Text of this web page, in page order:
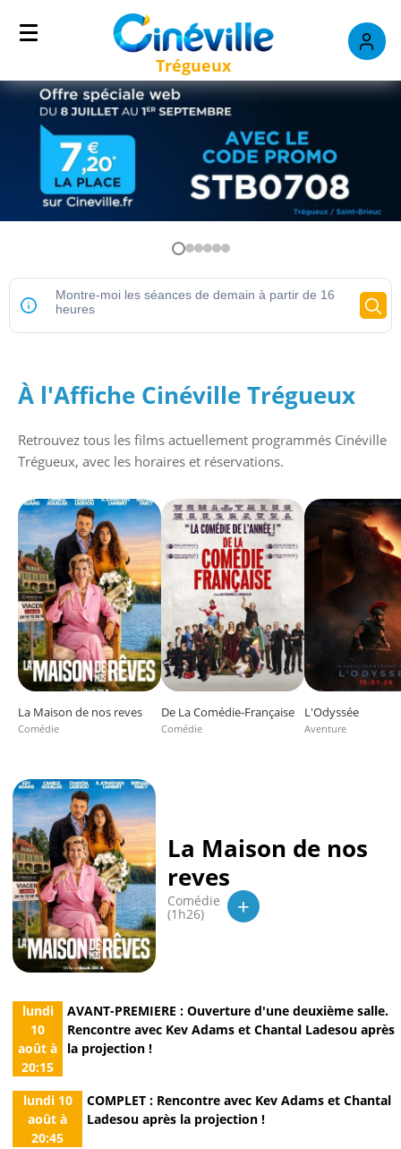
Trégueux
À l'Affiche Cinéville Trégueux
Retrouvez tous les films actuellement programmés Cinéville
Trégueux, avec les horaires et réservations.
La Maison de nos reves
Comédie
De La Comédie-Française
Comédie
L'Odyssée
Aventure
La Maison de nos
reves
Comédie
(1h26) +
lundi
10
août à
20:15
AVANT-PREMIERE : Ouverture d'une deuxième salle.
Rencontre avec Kev Adams et Chantal Ladesou après
la projection !
lundi 10
août à
20:45
COMPLET : Rencontre avec Kev Adams et Chantal
Ladesou après la projection !